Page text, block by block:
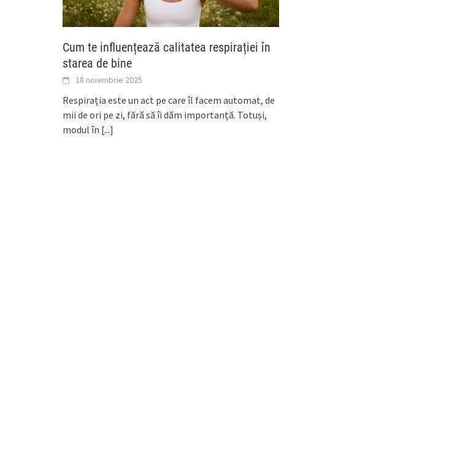
Cum te influențează calitatea respirației în
starea de bine
18 noiembrie 2025
Respirația este un act pe care îl facem automat, de
mii de ori pe zi, fără să îi dăm importanță. Totuși,
modul în [...]